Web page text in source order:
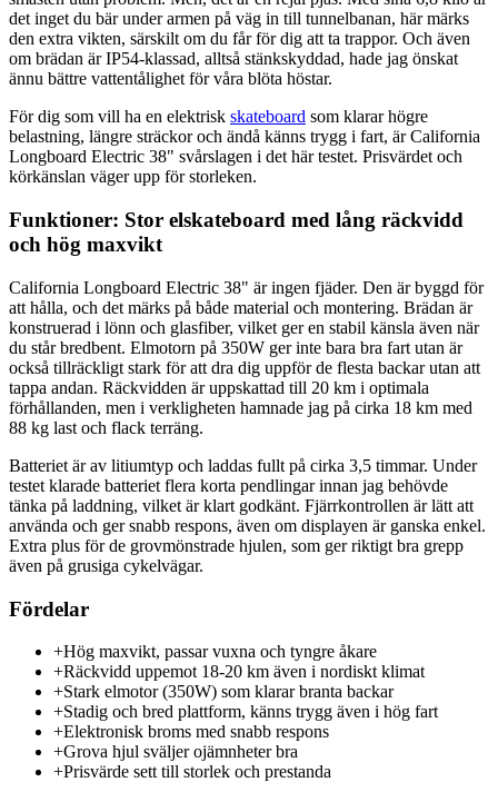
det inget du bär under armen på väg in till tunnelbanan, här märks
den extra vikten, särskilt om du får för dig att ta trappor. Och även
om brädan är IP54-klassad, alltså stänkskyddad, hade jag önskat
ännu bättre vattentålighet för våra blöta höstar.
För dig som vill ha en elektrisk skateboard som klarar högre
belastning, längre sträckor och ändå känns trygg i fart, är California
Longboard Electric 38" svårslagen i det här testet. Prisvärdet och
körkänslan väger upp för storleken.
Funktioner: Stor elskateboard med lång räckvidd
och hög maxvikt
California Longboard Electric 38" är ingen fjäder. Den är byggd för
att hålla, och det märks på både material och montering. Brädan är
konstruerad i lönn och glasfiber, vilket ger en stabil känsla även när
du står bredbent. Elmotorn på 350W ger inte bara bra fart utan är
också tillräckligt stark för att dra dig uppför de flesta backar utan att
tappa andan. Räckvidden är uppskattad till 20 km i optimala
förhållanden, men i verkligheten hamnade jag på cirka 18 km med
88 kg last och flack terräng.
Batteriet är av litiumtyp och laddas fullt på cirka 3,5 timmar. Under
testet klarade batteriet flera korta pendlingar innan jag behövde
tänka på laddning, vilket är klart godkänt. Fjärrkontrollen är lätt att
använda och ger snabb respons, även om displayen är ganska enkel.
Extra plus för de grovmönstrade hjulen, som ger riktigt bra grepp
även på grusiga cykelvägar.
Fördelar
+Hög maxvikt, passar vuxna och tyngre åkare
+Räckvidd uppemot 18-20 km även i nordiskt klimat
+Stark elmotor (350W) som klarar branta backar
+Stadig och bred plattform, känns trygg även i hög fart
+Elektronisk broms med snabb respons
+Grova hjul sväljer ojämnheter bra
+Prisvärde sett till storlek och prestanda